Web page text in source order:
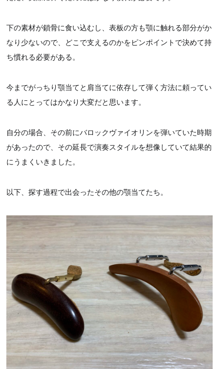
下の素材が鎖骨に食い込むし、表板の方も顎に触れる部分がか
なり少ないので、どこで支えるのかをピンポイントで決めて持
ち慣れる必要がある。
今までがっちり顎当てと肩当てに依存して弾く方法に頼ってい
る人にとってはかなり大変だと思います。
自分の場合、その前にバロックヴァイオリンを弾いていた時期
があったので、その延長で演奏スタイルを想像していて結果的
にうまくいきました。
以下、探す過程で出会ったその他の顎当てたち。